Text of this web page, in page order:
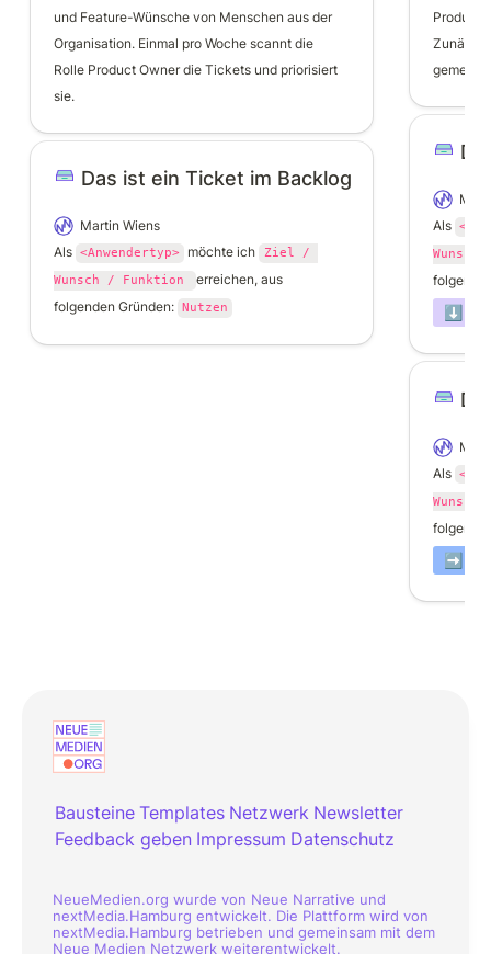
und Feature-Wünsche von Menschen aus der
Organisation. Einmal pro Woche scannt die
Rolle Product Owner die Tickets und priorisiert
sie.
Das ist ein Ticket im Backlog
Martin Wiens
Als <Anwendertyp> möchte ich
Ziel /
Wunsch / Funktion
erreichen, aus
folgenden Gründen:
Nutzen
Produkt-
Als
⬇️
Als
➡️
Bausteine Templates Netzwerk Newsletter
Feedback geben Impressum Datenschutz
NeueMedien.org wurde von Neue Narrative und
nextMedia.Hamburg entwickelt. Die Plattform wird von
nextMedia.Hamburg betrieben und gemeinsam mit dem
Neue Medien Netzwerk weiterentwickelt.